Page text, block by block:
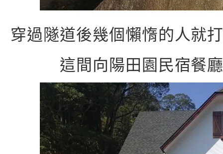
穿過隧道後幾個懶惰的人就
這間向陽田園民宿餐